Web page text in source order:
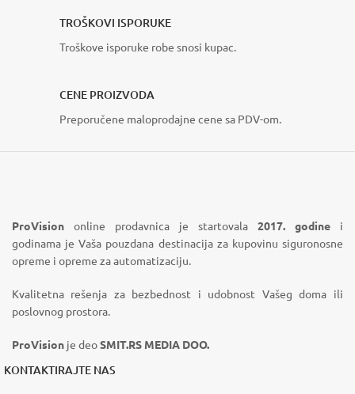
TROŠKOVI ISPORUKE
Troškove isporuke robe snosi kupac.
CENE PROIZVODA
Preporučene maloprodajne cene sa PDV-om.
ProVision online prodavnica je startovala 2017. godine i
godinama je Vaša pouzdana destinacija za kupovinu siguronosne
opreme i opreme za automatizaciju.
Kvalitetna rešenja za bezbednost i udobnost Vašeg doma ili
poslovnog prostora.
ProVision je deoSMIT.RS MEDIA DOO.
KONTAKTIRAJTE NAS